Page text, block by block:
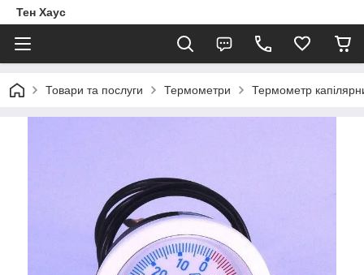
Тен Хаус
Товари та послуги Термометри Термометр